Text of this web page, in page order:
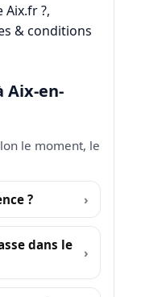
Aix.fr ?,
& conditions
Aix-en-
le moment, le
?
dans le